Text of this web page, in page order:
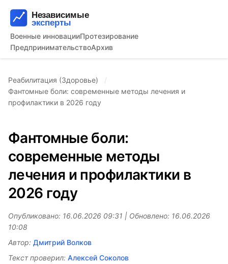
Военные инновацииПротезирование
ПредпринимательствоАрхив
Реабилитация (Здоровье)
Фантомные боли: современные методы лечения и
профилактики в 2026 году
Фантомные боли:
современные методы
лечения и профилактики в
2026 году
Опубликовано: 16.06.2026 09:31 | Обновлено: 16.06.2026
10:08
Автор: Дмитрий Волков
Текст проверил: Алексей Соколов